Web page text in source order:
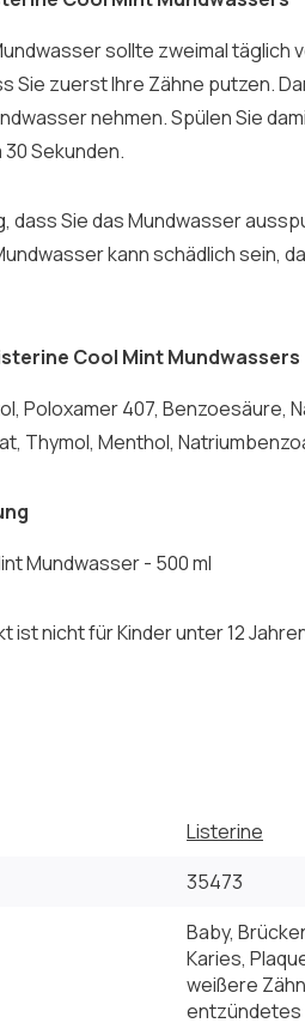
sollte zweimal täglich
Sie zuerst Ihre Zähne putzen.
nehmen. Spülen Sie
Sekunden.
dass Sie das Mundwasser
kann schädlich sein,
Cool Mint Mundwassers
Poloxamer 407, Benzoesäure,
Thymol, Menthol,
Mundwasser - 500 ml
ist nicht für Kinder unter 12
Listerine
35473
Baby,
Karies,
weißere
entzündetes